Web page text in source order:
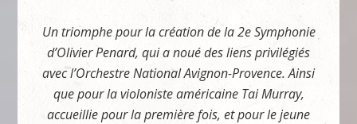
Un triomphe pour la création de la 2e Symphonie
d’Olivier Penard, qui a noué des liens privilégiés
avec l’Orchestre National Avignon-Provence. Ainsi
que pour la violoniste américaine Tai Murray,
accueillie pour la première fois, et pour le jeune